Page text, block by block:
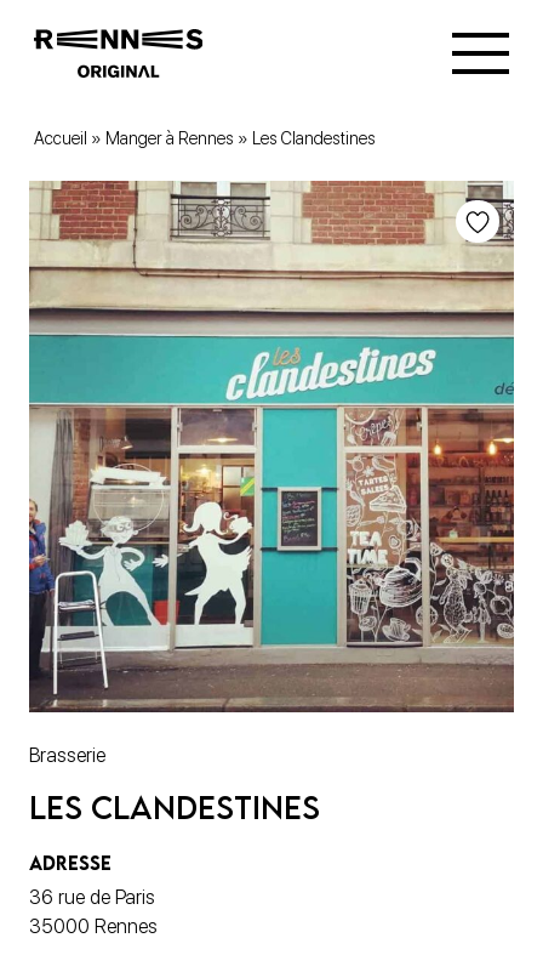
Accueil » Manger à Rennes » Les Clandestines
Brasserie
Les Clandestines
ADRESSE
36 rue de Paris
35000 Rennes